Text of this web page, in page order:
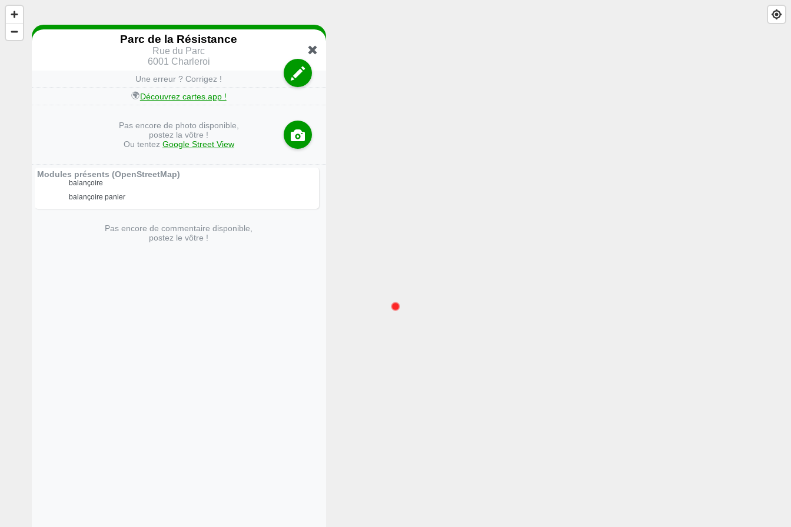
Parc de la Résistance
Rue du Parc
6001 Charleroi
Une erreur ? Corrigez !
🌍Découvrez cartes.app !
Pas encore de photo disponible,
postez la vôtre !
Ou tentez Google Street View
Modules présents (OpenStreetMap)
balançoire
balançoire panier
Pas encore de commentaire disponible,
postez le vôtre !